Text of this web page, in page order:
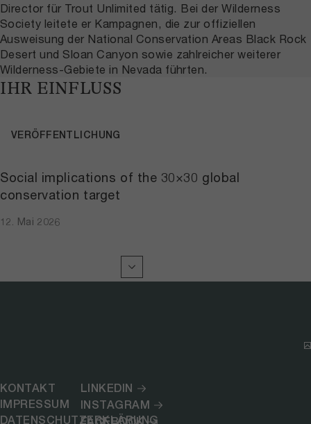
Director für Trout Unlimited tätig. Bei der Wilderness
Society leitete er Kampagnen, die zur offiziellen
Ausweisung der National Conservation Areas Black Rock
Desert und Sloan Canyon sowie zahlreicher weiterer
Wilderness-Gebiete in Nevada führten.
IHR EINFLUSS
Social implications of the 30×30 global
conservation target
12. Mai 2026
VERÖFFENTLICHUNG
KONTAKT
IMPRESSUM
DATENSCHUTZERKLÄRUNG
LINKEDIN
INSTAGRAM